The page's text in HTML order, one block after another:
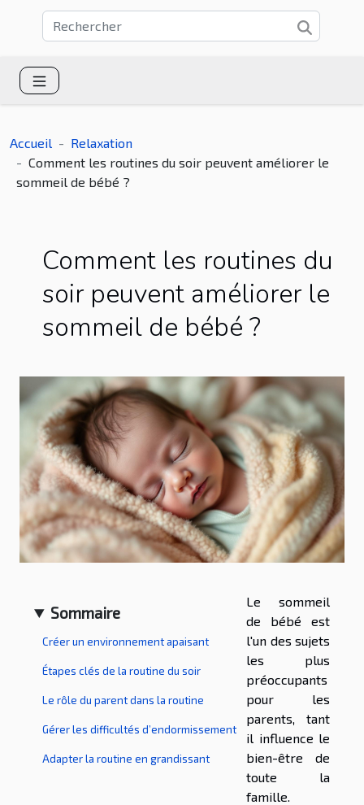
Accueil
Relaxation
Comment les routines du soir peuvent améliorer le
sommeil de bébé ?
Comment les routines du
soir peuvent améliorer le
sommeil de bébé ?
Sommaire
Créer un environnement apaisant
Étapes clés de la routine du soir
Le rôle du parent dans la routine
Gérer les difficultés d’endormissement
Adapter la routine en grandissant
Le sommeil
de bébé est
l'un des sujets
les plus
préoccupants
pour les
parents, tant
il influence le
bien-être de
toute la
famille.